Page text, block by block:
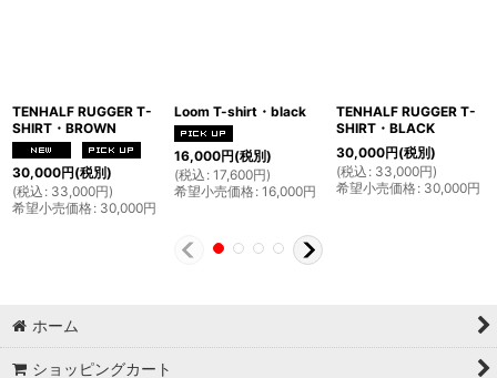
TENHALF RUGGER T-
SHIRT・BROWN
30,000円(税別)
(税込 : 33,000円)
希望小売価格: 30,000円
Loom T-shirt・black
16,000円(税別)
(税込 : 17,600円)
希望小売価格: 16,000円
TENHALF RUGGER T-
SHIRT・BLACK
30,000円(税別)
(税込 : 33,000円)
希望小売価格: 30,000円
ホーム
ショッピングカート